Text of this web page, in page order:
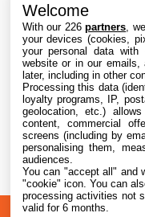
L’App Store est
utilisateurs,
7 Aug. 2026 • 19:34
Welcome
With our 226partners ,
your devices (cookies,
your personal data with
website or in our
later, including in other
Processing this data
loyalty programs, IP,
geolocation, etc.)
content, commercial
screens (including by
personalising them,
audiences.
You can "accept all" and
"cookie" icon. You can
processing activities not
valid for 6 months.